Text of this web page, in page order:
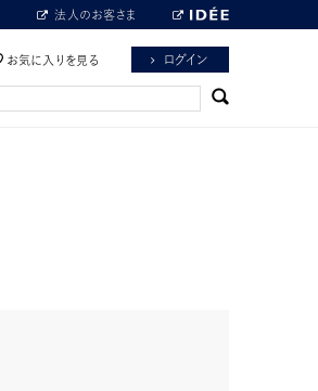
法人のお客さま
お気に入りを見る ログイン